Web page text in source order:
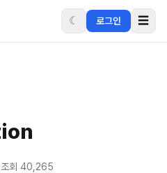
☾ 로그인 ☰
조회 40,265